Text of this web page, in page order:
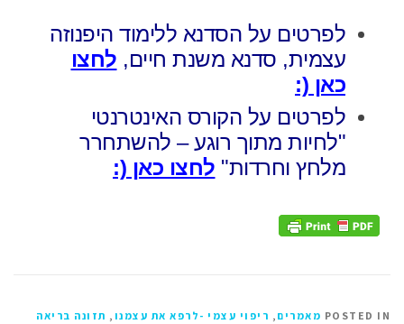
לפרטים על הסדנא ללימוד היפנוזה
עצמית, סדנא משנת חיים, לחצו
כאן (:
לפרטים על הקורס האינטרנטי
"לחיות מתוך רוגע – להשתחרר
מלחץ וחרדות" לחצו כאן (:
POSTED IN מאמרים , ריפוי עצמי -לרפא את עצמנו , תזונה בריאה